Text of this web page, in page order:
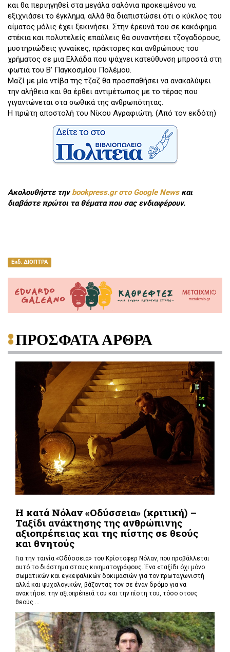
και θα περιηγηθεί στα μεγάλα σαλόνια προκειμένου να
εξιχνιάσει το έγκλημα, αλλά θα διαπιστώσει ότι ο κύκλος του
αίματος μόλις έχει ξεκινήσει. Στην έρευνά του σε κακόφημα
στέκια και πολυτελείς επαύλεις θα συναντήσει τζογαδόρους,
μυστηριώδεις γυναίκες, πράκτορες και ανθρώπους του
χρήματος σε μια Ελλάδα που ψάχνει κατεύθυνση μπροστά στη
φωτιά του Β' Παγκοσμίου Πολέμου.
Μαζί με μία ντίβα της τζαζ θα προσπαθήσει να ανακαλύψει
την αλήθεια και θα έρθει αντιμέτωπος με το τέρας που
γιγαντώνεται στα σωθικά της ανθρωπότητας.
Η πρώτη αποστολή του Νίκου Αγραφιώτη. (Από τον εκδότη)
Ακολουθήστε τηνbookpress.gr στο Google Newsκαι
διαβάστε πρώτοι τα θέματα που σας ενδιαφέρουν.
Εκδ. ΔΙΟΠΤΡΑ
ΠΡΟΣΦΑΤΑ ΑΡΘΡΑ
Η κατά Νόλαν «Οδύσσεια» (κριτική) –
Ταξίδι ανάκτησης της ανθρώπινης
αξιοπρέπειας και της πίστης σε θεούς
και θνητούς
Για την ταινία «Οδύσσεια» του Κρίστοφερ Νόλαν,που προβάλλεται
αυτό το διάστημα στους κινηματογράφους. Ένα «ταξίδι όχι μόνο
σωματικών και εγκεφαλικών δοκιμασιών για τον πρωταγωνιστή
αλλά και ψυχολογικών, βάζοντας τον σε έναν δρόμο για να
ανακτήσει την αξιοπρέπειά του και την πίστη του, τόσο στους
θεούς ...